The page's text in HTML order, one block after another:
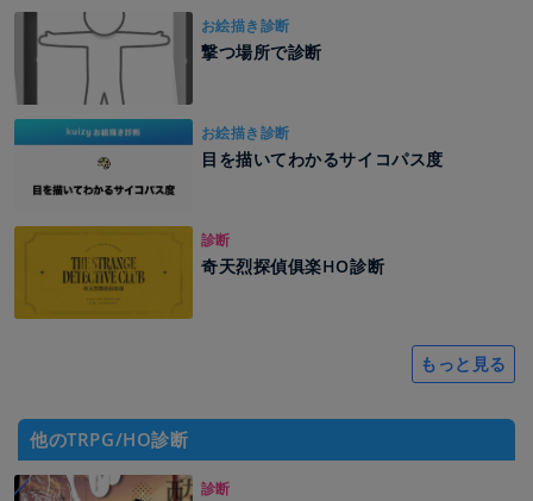
お絵描き診断
撃つ場所で診断
お絵描き診断
目を描いてわかるサイコパス度
診断
奇天烈探偵俱楽HO診断
もっと見る
他のTRPG/HO診断
診断